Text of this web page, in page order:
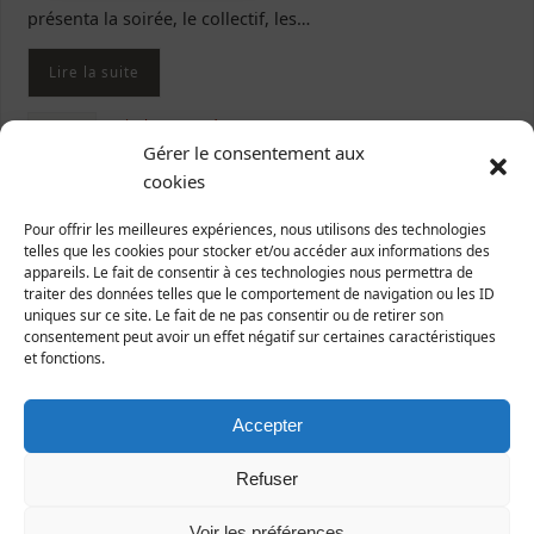
Gérer le consentement aux
cookies
Pour offrir les meilleures expériences, nous utilisons des technologies
telles que les cookies pour stocker et/ou accéder aux informations des
appareils. Le fait de consentir à ces technologies nous permettra de
traiter des données telles que le comportement de navigation ou les ID
uniques sur ce site. Le fait de ne pas consentir ou de retirer son
consentement peut avoir un effet négatif sur certaines caractéristiques
et fonctions.
Accepter
Refuser
présenta la soirée, le collectif, les…
Lire la suite
Taggé agriculture,santé
Manche-Nature ne sera pas le bouc émissaire de la FDSEA
29 janvier 2013 Communiqués de presse
La manifestation de la FDSEA de ce lundi 21 janvier, a
dépassé les limites du supportable. Bien évidement le
mais martyriser des oiseaux sauvages devant les caméras
de télévision pour faire un coup médiatique en s’en
prenant à Manche-Nature, cela dépasse l’entendement.…